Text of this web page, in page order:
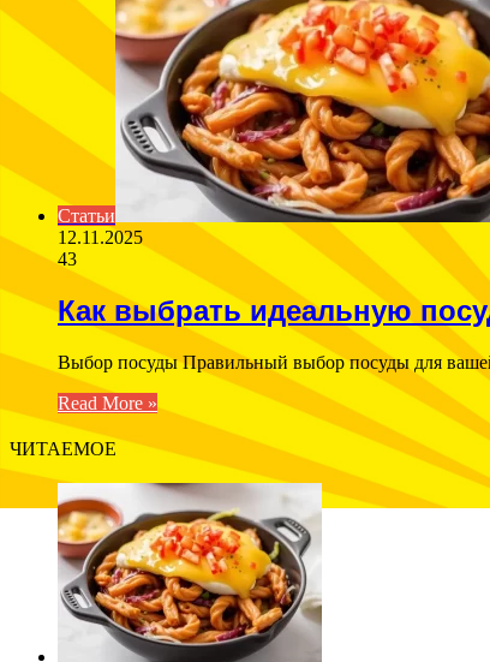
Статьи
12.11.2025
43
Как выбрать идеальную
Выбор посуды Правильный выбор посуды для
Read More »
ЧИТАЕМОЕ